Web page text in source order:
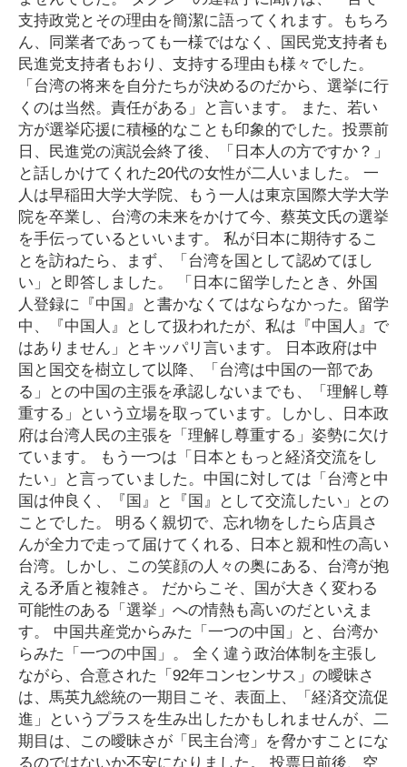
支持政党とその理由を簡潔に語ってくれます。もちろ
ん、同業者であっても一様ではなく、国民党支持者も
民進党支持者もおり、支持する理由も様々でした。
「台湾の将来を自分たちが決めるのだから、選挙に行
くのは当然。責任がある」と言います。 また、若い
方が選挙応援に積極的なことも印象的でした。投票前
日、民進党の演説会終了後、「日本人の方ですか？」
と話しかけてくれた20代の女性が二人いました。 一
人は早稲田大学大学院、もう一人は東京国際大学大学
院を卒業し、台湾の未来をかけて今、蔡英文氏の選挙
を手伝っているといいます。 私が日本に期待するこ
とを訪ねたら、まず、「台湾を国として認めてほし
い」と即答しました。 「日本に留学したとき、外国
人登録に『中国』と書かなくてはならなかった。留学
中、『中国人』として扱われたが、私は『中国人』で
はありません」とキッパリ言います。 日本政府は中
国と国交を樹立して以降、「台湾は中国の一部であ
る」との中国の主張を承認しないまでも、「理解し尊
重する」という立場を取っています。しかし、日本政
府は台湾人民の主張を「理解し尊重する」姿勢に欠け
ています。 もう一つは「日本ともっと経済交流をし
たい」と言っていました。中国に対しては「台湾と中
国は仲良く、『国』と『国』として交流したい」との
ことでした。 明るく親切で、忘れ物をしたら店員さ
んが全力で走って届けてくれる、日本と親和性の高い
台湾。しかし、この笑顔の人々の奥にある、台湾が抱
える矛盾と複雑さ。 だからこそ、国が大きく変わる
可能性のある「選挙」への情熱も高いのだといえま
す。 中国共産党からみた「一つの中国」と、台湾か
らみた「一つの中国」。 全く違う政治体制を主張し
ながら、合意された「92年コンセンサス」の曖昧さ
は、馬英九総統の一期目こそ、表面上、「経済交流促
進」というプラスを生み出したかもしれませんが、二
期目は、この曖昧さが「民主台湾」を脅かすことにな
るのではないか不安になりました。 投票日前後、空